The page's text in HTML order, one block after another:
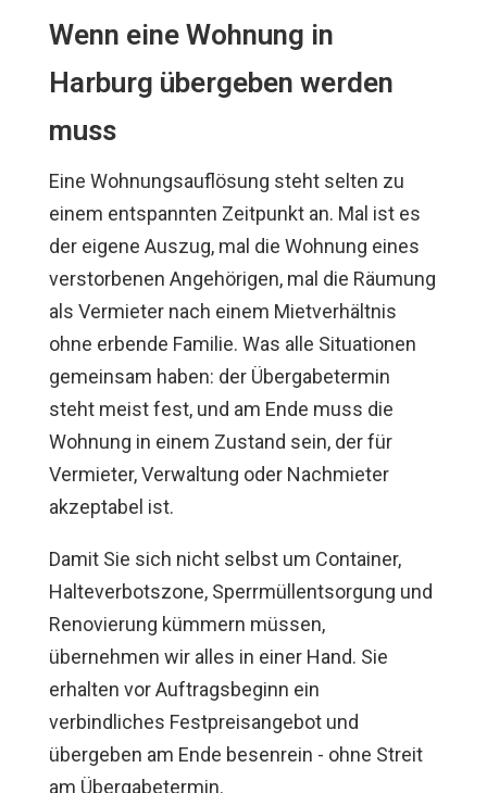
Wenn eine Wohnung in
Harburg übergeben werden
muss
Eine Wohnungsauflösung steht selten zu
einem entspannten Zeitpunkt an. Mal ist es
der eigene Auszug, mal die Wohnung eines
verstorbenen Angehörigen, mal die Räumung
als Vermieter nach einem Mietverhältnis
ohne erbende Familie. Was alle Situationen
gemeinsam haben: der Übergabetermin
steht meist fest, und am Ende muss die
Wohnung in einem Zustand sein, der für
Vermieter, Verwaltung oder Nachmieter
akzeptabel ist.
Damit Sie sich nicht selbst um Container,
Halteverbotszone, Sperrmüllentsorgung und
Renovierung kümmern müssen,
übernehmen wir alles in einer Hand. Sie
erhalten vor Auftragsbeginn ein
verbindliches Festpreisangebot und
übergeben am Ende besenrein - ohne Streit
am Übergabetermin.